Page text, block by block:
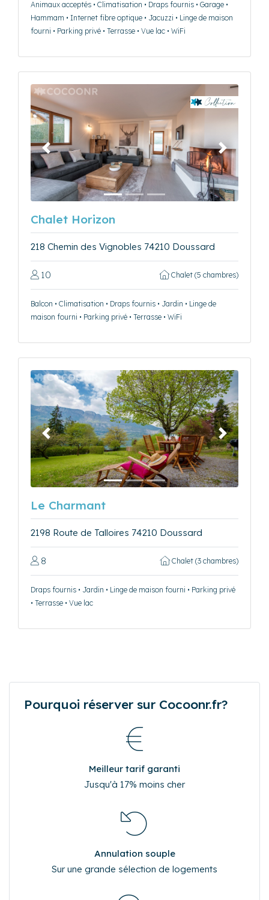
Animaux acceptés • Climatisation • Draps fournis • Garage •
Hammam • Internet fibre optique • Jacuzzi • Linge de maison
fourni • Parking privé • Terrasse • Vue lac • WiFi
Précédent Suivant
Chalet Horizon
218 Chemin des Vignobles 74210 Doussard
10 Chalet (5 chambres)
Balcon • Climatisation • Draps fournis • Jardin • Linge de
maison fourni • Parking privé • Terrasse • WiFi
Précédent Suivant
Le Charmant
2198 Route de Talloires 74210 Doussard
8 Chalet (3 chambres)
Draps fournis • Jardin • Linge de maison fourni • Parking privé
• Terrasse • Vue lac
Pourquoi réserver sur Cocoonr.fr?
Meilleur tarif garanti
Jusqu'à 17% moins cher
Annulation souple
Sur une grande sélection de logements